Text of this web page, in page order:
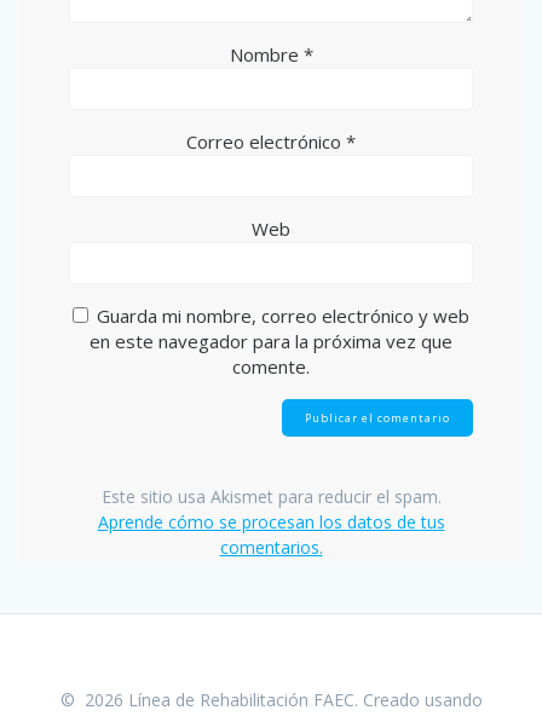
Nombre *
Correo electrónico *
Web
Guarda mi nombre, correo electrónico y web
en este navegador para la próxima vez que
comente.
Este sitio usa Akismet para reducir el spam.
Aprende cómo se procesan los datos de tus
comentarios.
© 2026 Línea de Rehabilitación FAEC. Creado usando